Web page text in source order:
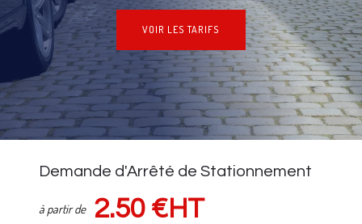
VOIR LES TARIFS
NOS TARIFS
Demande d'Arrêté de Stationnement
à partir de 2.50 €HT